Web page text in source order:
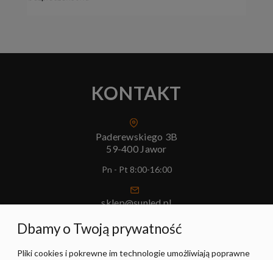
KONTAKT
Paderewskiego 3B
59-400 Jawor
Pn - Pt 8:00-16:00
sklep@sunled.pl
+48 690 128 561
POMOC
Dbamy o Twoją prywatność
Pliki cookies i pokrewne im technologie umożliwiają poprawne